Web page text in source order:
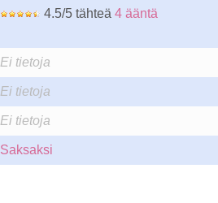
4.5/5 tähteä 4 ääntä
Ei tietoja
Ei tietoja
Ei tietoja
Saksaksi